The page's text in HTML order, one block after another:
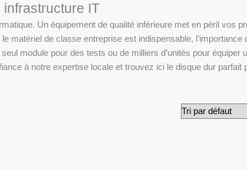
IT
Un équipement de qualité inférieure met en péril vos
matériel de classe entreprise est indispensable, l’importance
module pour des tests ou de milliers d’unités pour équiper
à notre expertise locale et trouvez ici le disque dur parfait